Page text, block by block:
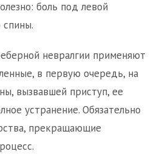
боль под левой
спины.
невралгии применяют
в первую очередь, на
вызвавшей приступ, ее
устранение. Обязательно
прекращающие